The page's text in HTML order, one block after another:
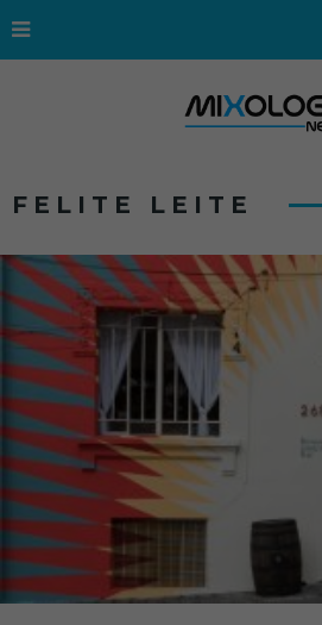
FELITE LEITE